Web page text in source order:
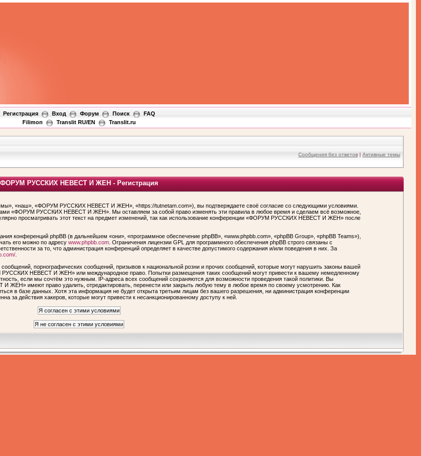
Регистрация Вход Форум Поиск
FAQ
Filimon
Translit RU/EN Translit.ru
Сообщения без ответов | Активные темы
ФОРУМ РУССКИХ НЕВЕСТ И ЖЕН - Регистрация
«наш», «ФОРУМ РУССКИХ НЕВЕСТ И ЖЕН», «https://tutnetam.com»), вы подтверждаете своё согласие со следующими условиями.
«ФОРУМ РУССКИХ НЕВЕСТ И ЖЕН». Мы оставляем за собой право изменять эти правила в любое время и сделаем всё возможное,
просматривать этот текст на предмет изменений, так как использование конференции «ФОРУМ РУССКИХ НЕВЕСТ И ЖЕН» после
конференций phpBB (в дальнейшем «они», «программное обеспечение phpBB», «www.phpbb.com», «phpBB Group», «phpBB Teams»),
его можно по адресу www.phpbb.com. Ограничения лицензии GPL для программного обеспечения phpBB строго связаны с
за то, что администрация конференций определяет в качестве допустимого содержания и/или поведения в них. За
.
порнографических сообщений, призывов к национальной розни и прочих сообщений, которые могут нарушить законы вашей
РУССКИХ НЕВЕСТ И ЖЕН» или международное право. Попытки размещения таких сообщений могут привести к вашему немедленному
если мы сочтём это нужным. IP-адреса всех сообщений сохраняются для возможности проведения такой политики. Вы
имеют право удалить, отредактировать, перенести или закрыть любую тему в любое время по своему усмотрению. Как
в базе данных. Хотя эта информация не будет открыта третьим лицам без вашего разрешения, ни администрация конференции
действия хакеров, которые могут привести к несанкционированному доступу к ней.